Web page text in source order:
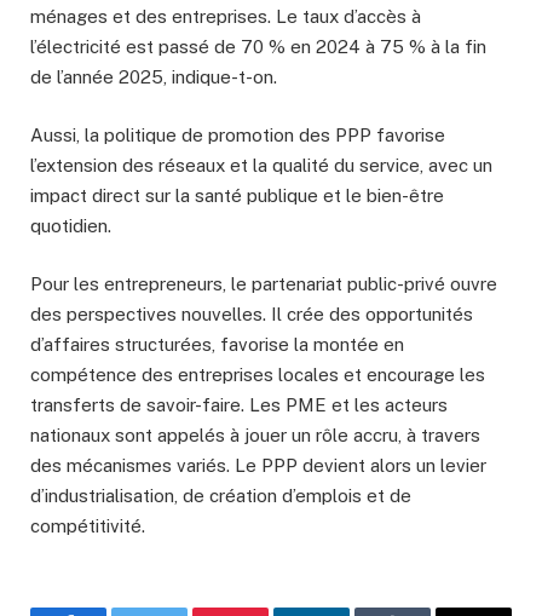
ménages et des entreprises. Le taux d’accès à
l’électricité est passé de 70 % en 2024 à 75 % à la fin
de l’année 2025, indique-t-on.
Aussi, la politique de promotion des PPP favorise
l’extension des réseaux et la qualité du service, avec un
impact direct sur la santé publique et le bien-être
quotidien.
Pour les entrepreneurs, le partenariat public-privé ouvre
des perspectives nouvelles. Il crée des opportunités
d’affaires structurées, favorise la montée en
compétence des entreprises locales et encourage les
transferts de savoir-faire. Les PME et les acteurs
nationaux sont appelés à jouer un rôle accru, à travers
des mécanismes variés. Le PPP devient alors un levier
d’industrialisation, de création d’emplois et de
compétitivité.